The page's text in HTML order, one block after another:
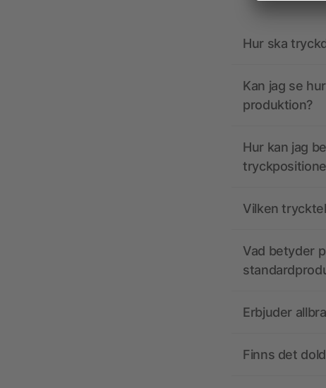
Hur ska
Kan jag se
produktion?
Hur kan jag
Vilken
Vad betyder
Erbjuder
Finns det